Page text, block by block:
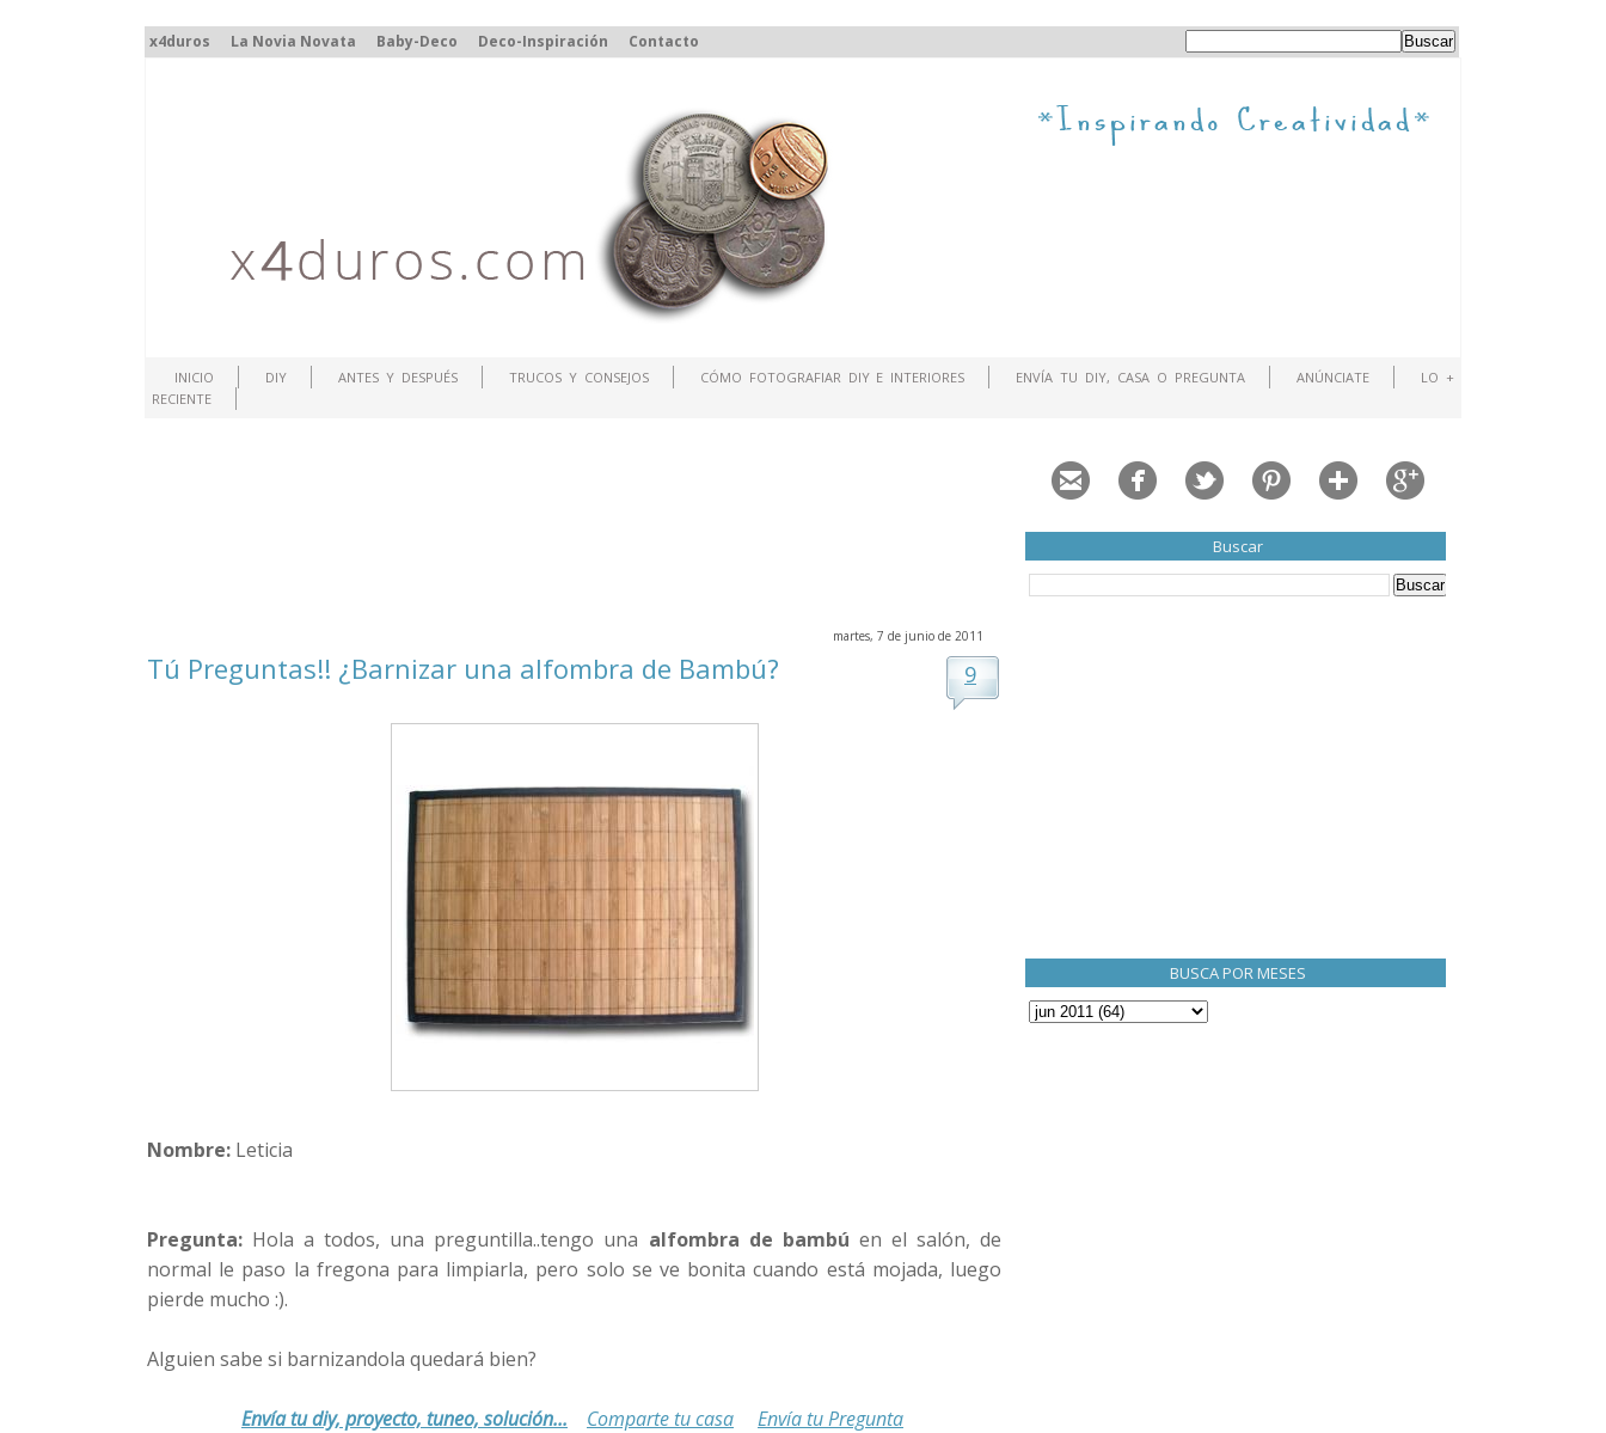
x4duros La Novia Novata Baby-Deco Deco-Inspiración Contacto
INICIO DIY ANTES Y DESPUÉS TRUCOS Y CONSEJOS CÓMO FOTOGRAFIAR DIY E INTERIORES ENVÍA TU DIY, CASA O PREGUNTA ANÚNCIATE
LO +
RECIENTE
martes, 7 de junio de 2011
9
Tú Preguntas!! ¿Barnizar una alfombra de Bambú?
Nombre: Leticia
Pregunta: Hola a todos, una preguntilla..tengo una alfombra de bambú en el salón, de
normal le paso la fregona para limpiarla, pero solo se ve bonita cuando está mojada, luego
pierde mucho :).
Alguien sabe si barnizandola quedará bien?
Envía tu diy, proyecto, tuneo, solución... Comparte tu casa Envía tu Pregunta
Buscar
BUSCA POR MESES